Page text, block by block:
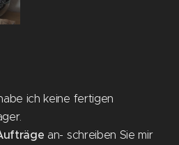
ich keine fertigen
an- schreiben Sie mir